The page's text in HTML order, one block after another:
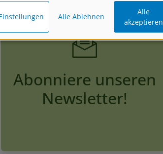
Abonniere unseren
Newsletter!
Alle Ablehnen
Alle
akzeptieren